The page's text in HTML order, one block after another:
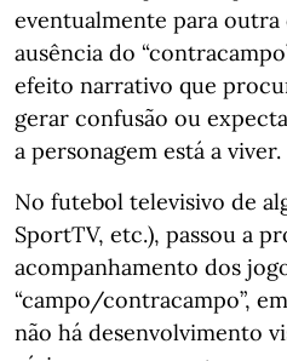
eventualmente para outra
ausência do
efeito narrativo que
gerar confusão ou
a personagem está a viver.
No futebol televisivo de
SportTV, etc.), passou a
acompanhamento dos
“campo/contracampo”,
não há desenvolvimento